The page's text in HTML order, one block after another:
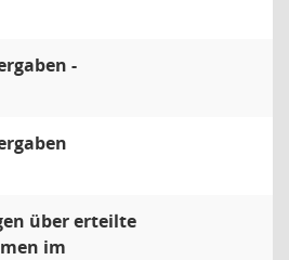
-
über erteilte
im